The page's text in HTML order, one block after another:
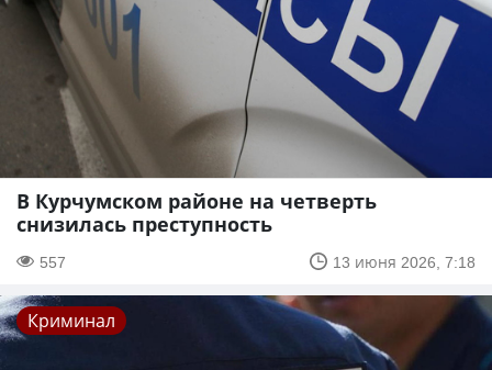
В Курчумском районе на четверть
снизилась преступность
557 13 июня 2026, 7:18
Криминал